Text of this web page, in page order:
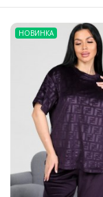
НОВИНКА